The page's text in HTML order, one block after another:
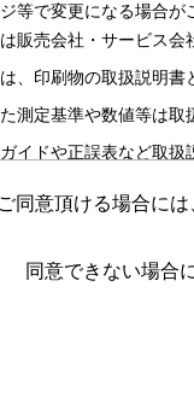
等で変更になる場合
販売会社・サービス会
、印刷物の取扱説明書
測定基準や数値等は
イドや正誤表など取
は内容を変更する場
ださい。
同意頂ける場合に
同意できない場合